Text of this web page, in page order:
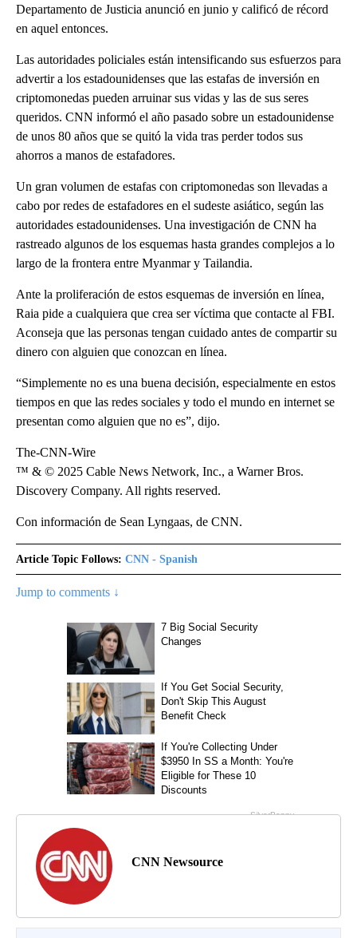
Departamento de Justicia anunció en junio y calificó de récord
en aquel entonces.
Las autoridades policiales están intensificando sus esfuerzos para
advertir a los estadounidenses que las estafas de inversión en
criptomonedas pueden arruinar sus vidas y las de sus seres
queridos. CNN informó el año pasado sobre un estadounidense
de unos 80 años que se quitó la vida tras perder todos sus
ahorros a manos de estafadores.
Un gran volumen de estafas con criptomonedas son llevadas a
cabo por redes de estafadores en el sudeste asiático, según las
autoridades estadounidenses. Una investigación de CNN ha
rastreado algunos de los esquemas hasta grandes complejos a lo
largo de la frontera entre Myanmar y Tailandia.
Ante la proliferación de estos esquemas de inversión en línea,
Raia pide a cualquiera que crea ser víctima que contacte al FBI.
Aconseja que las personas tengan cuidado antes de compartir su
dinero con alguien que conozcan en línea.
“Simplemente no es una buena decisión, especialmente en estos
tiempos en que las redes sociales y todo el mundo en internet se
presentan como alguien que no es”, dijo.
The-CNN-Wire
™ & © 2025 Cable News Network, Inc., a Warner Bros.
Discovery Company. All rights reserved.
Con información de Sean Lyngaas, de CNN.
Article Topic Follows: CNN - Spanish
Jump to comments ↓
CNN Newsource